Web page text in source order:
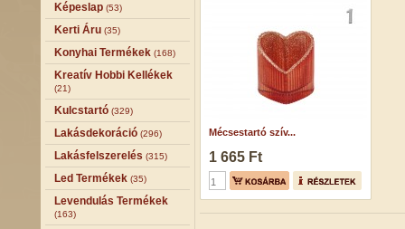
Képeslap (53)
Kerti Áru (35)
Konyhai Termékek (168)
Kreatív Hobbi Kellékek
(21)
Kulcstartó (329)
Lakásdekoráció (296)
Lakásfelszerelés (315)
Led Termékek (35)
Levendulás Termékek
(163)
Mécsestartó szív...
1 665 Ft